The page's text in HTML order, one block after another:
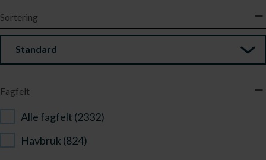
Sortering
Standard
Fagfelt
Alle fagfelt (2332)
Havbruk (824)